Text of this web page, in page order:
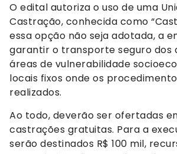
O edital autoriza o uso de uma
Castração, conhecida como
essa opção não seja adotada, a
garantir o transporte seguro dos
áreas de vulnerabilidade
locais fixos onde os
realizados.
Ao todo, deverão ser ofertadas
castrações gratuitas. Para a
serão destinados R$ 100 mil,